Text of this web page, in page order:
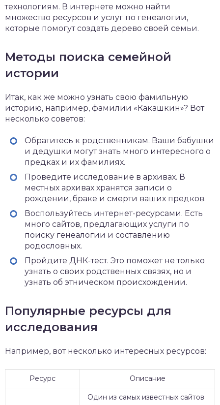
технологиям. В интернете можно найти
множество ресурсов и услуг по генеалогии,
которые помогут создать дерево своей семьи.
Методы поиска семейной
истории
Итак, как же можно узнать свою фамильную
историю, например, фамилии «Какашкин»? Вот
несколько советов:
Обратитесь к родственникам. Ваши бабушки
и дедушки могут знать много интересного о
предках и их фамилиях.
Проведите исследование в архивах. В
местных архивах хранятся записи о
рождении, браке и смерти ваших предков.
Воспользуйтесь интернет-ресурсами. Есть
много сайтов, предлагающих услуги по
поиску генеалогии и составлению
родословных.
Пройдите ДНК-тест. Это поможет не только
узнать о своих родственных связях, но и
узнать об этническом происхождении.
Популярные ресурсы для
исследования
Например, вот несколько интересных ресурсов:
Ресурс Описание
Один из самых известных сайтов